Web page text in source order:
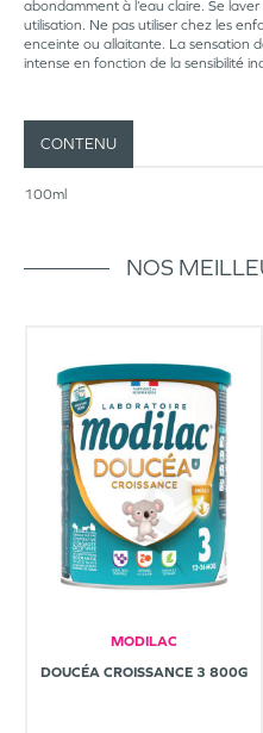
abondamment à l’eau claire. Se
utilisation. Ne pas utiliser chez les
enceinte ou allaitante. La sensation
intense en fonction de la sensibilité
CONTENU
100ml
NOS
MODILAC
DOUCÉA CROISSANCE 3 800G